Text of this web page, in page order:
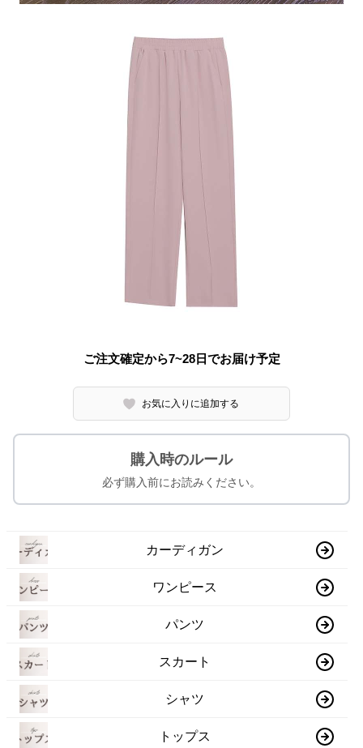
ご注文確定から7~28日でお届け予定
お気に入りに追加する
購入時のルール
必ず購入前にお読みください。
カーディガン
ワンピース
パンツ
スカート
シャツ
トップス